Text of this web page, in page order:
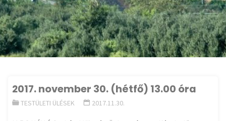
2017. november 30. (hétfő) 13.00 óra
TESTÜLETI ÜLÉSEK 2017.11.30.